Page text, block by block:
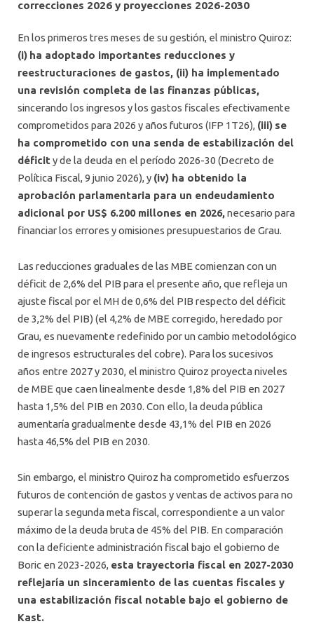
correcciones 2026 y proyecciones 2026-2030
En los primeros tres meses de su gestión, el ministro Quiroz:
(i) ha adoptado importantes reducciones y
reestructuraciones de gastos, (ii) ha implementado
una revisión completa de las finanzas públicas,
sincerando los ingresos y los gastos fiscales efectivamente
comprometidos para 2026 y años futuros (IFP 1T26), (iii) se
ha comprometido con una senda de estabilización del
déficit y de la deuda en el período 2026-30 (Decreto de
Política Fiscal, 9 junio 2026), y (iv) ha obtenido la
aprobación parlamentaria para un endeudamiento
adicional por US$ 6.200 millones en 2026,necesario para
financiar los errores y omisiones presupuestarios de Grau.
Las reducciones graduales de las MBE comienzan con un
déficit de 2,6% del PIB para el presente año, que refleja un
ajuste fiscal por el MH de 0,6% del PIB respecto del déficit
de 3,2% del PIB) (el 4,2% de MBE corregido, heredado por
Grau, es nuevamente redefinido por un cambio metodológico
de ingresos estructurales del cobre). Para los sucesivos
años entre 2027 y 2030, el ministro Quiroz proyecta niveles
de MBE que caen linealmente desde 1,8% del PIB en 2027
hasta 1,5% del PIB en 2030. Con ello, la deuda pública
aumentaría gradualmente desde 43,1% del PIB en 2026
hasta 46,5% del PIB en 2030.
Sin embargo, el ministro Quiroz ha comprometido esfuerzos
futuros de contención de gastos y ventas de activos para no
superar la segunda meta fiscal, correspondiente a un valor
máximo de la deuda bruta de 45% del PIB. En comparación
con la deficiente administración fiscal bajo el gobierno de
Boric en 2023-2026, esta trayectoria fiscal en 2027-2030
reflejaría un sinceramiento de las cuentas fiscales y
una estabilización fiscal notable bajo el gobierno de
Kast.